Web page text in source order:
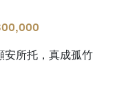
安所托，真成孤竹